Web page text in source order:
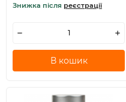
Знижка після реєстрації
В кошик